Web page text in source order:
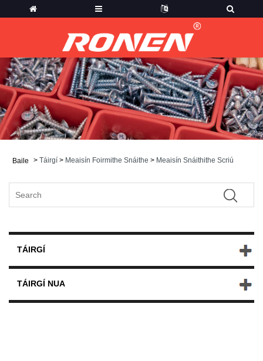
Baile > Táirgí > Meaisín Foirmithe Snáithe > Meaisín Snáithithe Scriú
TÁIRGÍ
TÁIRGÍ NUA